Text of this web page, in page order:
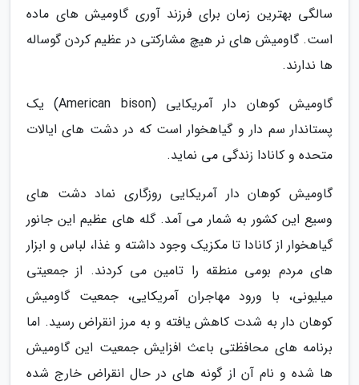
سالگی بهترین زمان برای فرزند آوری گاومیش های ماده
است. گاومیش های نر هیچ مشارکتی در عظیم کردن گوساله
ها ندارند.
گاومیش کوهان دار آمریکایی (American bison) یک
پستاندار سم دار و گیاهخوار است که در دشت های ایالات
متحده و کانادا زندگی می نماید.
گاومیش کوهان دار آمریکایی روزگاری نماد دشت های
وسیع این کشور به شمار می آمد. گله های عظیم این جانور
گیاهخوار از کانادا تا مکزیک وجود داشته و غذا، لباس و ابزار
های مردم بومی منطقه را تامین می کردند. از جمعیتی
میلیونی، با ورود مهاجران آمریکایی، جمعیت گاومیش
کوهان دار به شدت کاهش یافته و به مرز انقراض رسید. اما
برنامه های محافظتی باعث افزایش جمعیت این گاومیش
ها شده و نام آن از گونه های در حال انقراض خارج شده